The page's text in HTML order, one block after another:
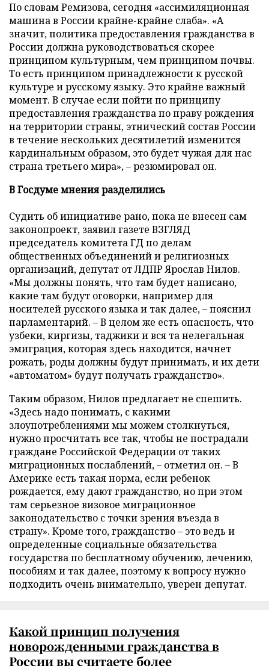
По словам Ремизова, сегодня «ассимиляционная
машина в России крайне-крайне слаба». «А
значит, политика предоставления гражданства в
России должна руководствоваться скорее
принципом культурным, чем принципом почвы.
То есть принципом принадлежности к русской
культуре и русскому языку. Это крайне важный
момент. В случае если пойти по принципу
предоставления гражданства по праву рождения
на территории страны, этнический состав России
в течение нескольких десятилетий изменится
кардинальным образом, это будет чужая для нас
страна третьего мира», – резюмировал он.
В Госдуме мнения разделились
Судить об инициативе рано, пока не внесен сам
законопроект, заявил газете ВЗГЛЯД
председатель комитета ГД по делам
общественных объединений и религиозных
организаций, депутат от ЛДПР Ярослав Нилов.
«Мы должны понять, что там будет написано,
какие там будут оговорки, например для
носителей русского языка и так далее, – пояснил
парламентарий. – В целом же есть опасность, что
узбеки, киргизы, таджики и вся та нелегальная
эмиграция, которая здесь находится, начнет
рожать, роды должны будут принимать, и их дети
«автоматом» будут получать гражданство».
Таким образом, Нилов предлагает не спешить.
«Здесь надо понимать, с какими
злоупотреблениями мы можем столкнуться,
нужно просчитать все так, чтобы не пострадали
граждане Российской Федерации от таких
миграционных послаблений, – отметил он. – В
Америке есть такая норма, если ребенок
рождается, ему дают гражданство, но при этом
там серьезное визовое миграционное
законодательство с точки зрения въезда в
страну». Кроме того, гражданство – это ведь и
определенные социальные обязательства
государства по бесплатному обучению, лечению,
пособиям и так далее, поэтому к вопросу нужно
подходить очень внимательно, уверен депутат.
Какой принцип получения
новорожденными гражданства в
России вы считаете более